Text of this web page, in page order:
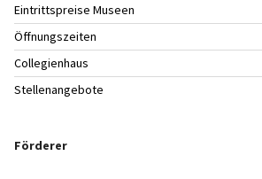
Eintrittspreise Museen
Öffnungszeiten
Collegienhaus
Stellenangebote
Förderer